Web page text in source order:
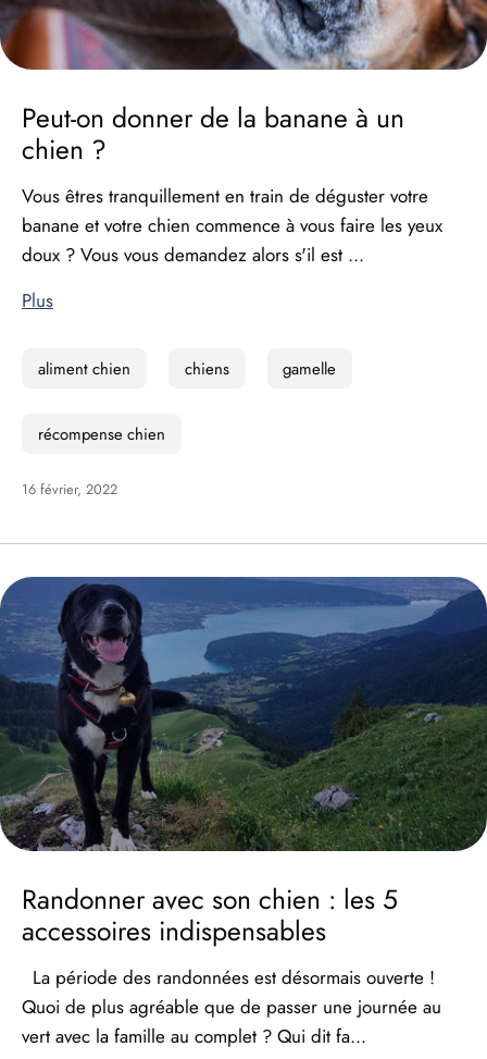
Peut-on donner de la banane à un
chien ?
Vous êtres tranquillement en train de déguster votre
banane et votre chien commence à vous faire les yeux
doux ? Vous vous demandez alors s'il est ...
Plus
aliment chien chiens gamelle
récompense chien
16 février, 2022
Randonner avec son chien : les 5
accessoires indispensables
La période des randonnées est désormais ouverte !
Quoi de plus agréable que de passer une journée au
vert avec la famille au complet ? Qui dit fa...